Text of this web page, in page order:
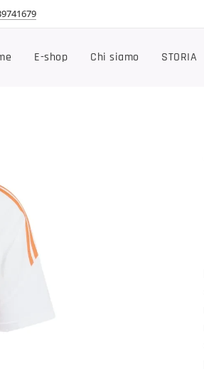
E-shop Chi siamo STORIA